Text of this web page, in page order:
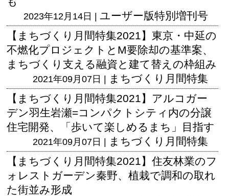
2023年12月14日 | ユーザー版特別増刊号
【まちづくり月間特集2021】東京・中延の
不燃化プロジェクトとM要除却の基準案、
まちづくり支える融資と建て替えの枠組み
2021年09月07日 | まちづくり月間特集
【まちづくり月間特集2021】アルコガー
デン羽生岩瀬=コンパクトシティ内の分譲
住宅開発、「歩いて楽しめるまち」目指す
2021年09月07日 | まちづくり月間特集
【まちづくり月間特集2021】住友林業のフ
ォレストガーデン秦野、植栽で調和の取れ
た街並み形成